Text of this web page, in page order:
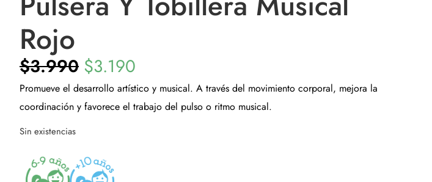
Rojo
$3.990 $3.190
Promueve el desarrollo artístico y musical. A través del movimiento corporal, mejora la
coordinación y favorece el trabajo del pulso o ritmo musical.
Sin existencias